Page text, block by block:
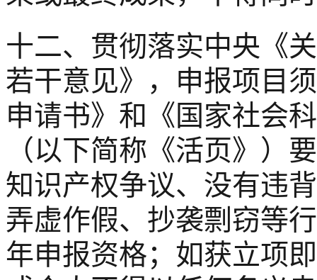
十二、贯彻落实中央《
若干意见》，申报项目
申请书》和《国家社会
（以下简称《活页》）
知识产权争议、没有违
弄虚作假、抄袭剽窃等
年申报资格；如获立项